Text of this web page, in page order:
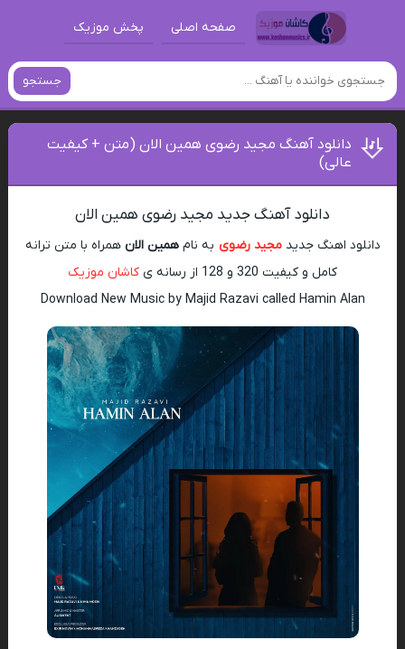
صفحه اصلی پخش موزیک
جستجو
دانلود آهنگ مجید رضوی همین الان (متن + کیفیت
عالی)
دانلود آهنگ جدید مجید رضوی همین الان
دانلود اهنگ جدیدمجید رضوی به نامهمین الان همراه با متن ترانه
کامل و کیفیت 320 و 128 از رسانه ی
کاشان موزیک
Download New Music by Majid Razavi called Hamin Alan